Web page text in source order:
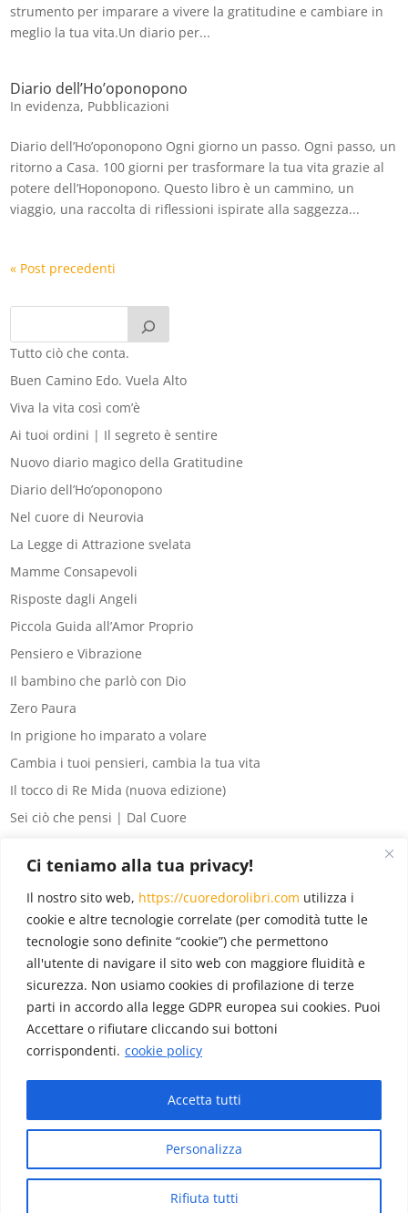
Ci teniamo alla tua privacy!
Il nostro sito web, https://cuoredorolibri.com utilizza i
cookie e altre tecnologie correlate (per comodità tutte le
tecnologie sono definite “cookie”) che permettono
all'utente di navigare il sito web con maggiore fluidità e
sicurezza. Non usiamo cookies di profilazione di terze
parti in accordo alla legge GDPR europea sui cookies. Puoi
Accettare o rifiutare cliccando sui bottoni
corrispondenti. cookie policy
Personalizza
Rifiuta tutti
Accetta tutti
strumento per imparare a vivere la gratitudine e cambiare in
meglio la tua vita.Un diario per...
Diario dell’Ho’oponopono
In evidenza, Pubblicazioni
Diario dell’Ho’oponopono Ogni giorno un passo. Ogni passo, un
ritorno a Casa. 100 giorni per trasformare la tua vita grazie al
potere dell’Hoponopono. Questo libro è un cammino, un
viaggio, una raccolta di riflessioni ispirate alla saggezza...
« Post precedenti
Tutto ciò che conta.
Buen Camino Edo. Vuela Alto
Viva la vita così com’è
Ai tuoi ordini | Il segreto è sentire
Nuovo diario magico della Gratitudine
Diario dell’Ho’oponopono
Nel cuore di Neurovia
La Legge di Attrazione svelata
Mamme Consapevoli
Risposte dagli Angeli
Piccola Guida all’Amor Proprio
Pensiero e Vibrazione
Il bambino che parlò con Dio
Zero Paura
In prigione ho imparato a volare
Cambia i tuoi pensieri, cambia la tua vita
Il tocco di Re Mida (nuova edizione)
Sei ciò che pensi | Dal Cuore
La legge di Attrazione per principianti
Eventi(6)
In evidenza(18)
Novità
Pubblicazioni(22)
Blog(22)
Diffondiamo gratitudine e il mondo sorriderà.
© Cuore d'Oro Libri - Tutti i diritti riservati - P.Iva